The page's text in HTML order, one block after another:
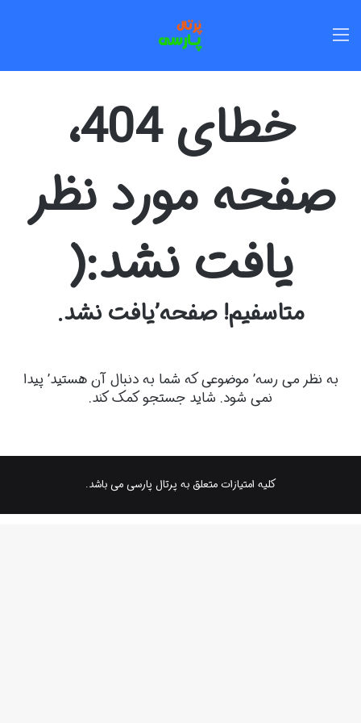
خطای 404،
صفحه مورد نظر
یافت نشد:(
متاسفیم! صفحه’یافت نشد.
به نظر می رسه’ موضوعی که شما به دنبال آن هستید’ پیدا
نمی شود. شاید جستجو کمک کند.
کلیه امتیازات متعلق به پرتال پارسی می باشد.